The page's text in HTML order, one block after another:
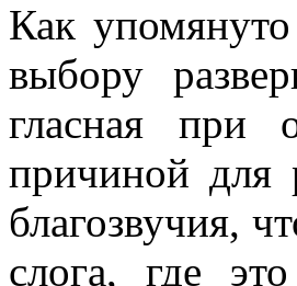
Как
выбору
гласная при
причиной для
благозвучия,
слога, где